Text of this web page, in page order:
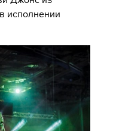
исполнении